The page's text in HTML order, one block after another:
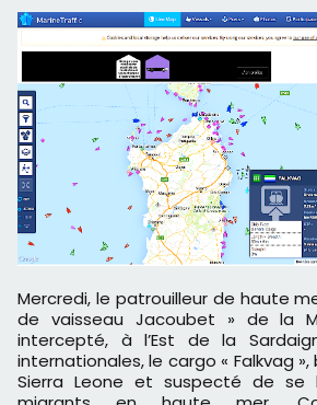
Mercredi, le patrouilleur de haute mer (PHM) « Enseigne
de vaisseau Jacoubet » de la
intercepté, à l’Est de la
internationales, le cargo « Falkvag
Sierra Leone et suspecté de se